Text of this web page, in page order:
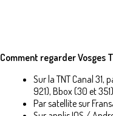
Comment regarder Vosges
Sur la TNT Canal 31,
921), Bbox (30 et
Par satellite sur